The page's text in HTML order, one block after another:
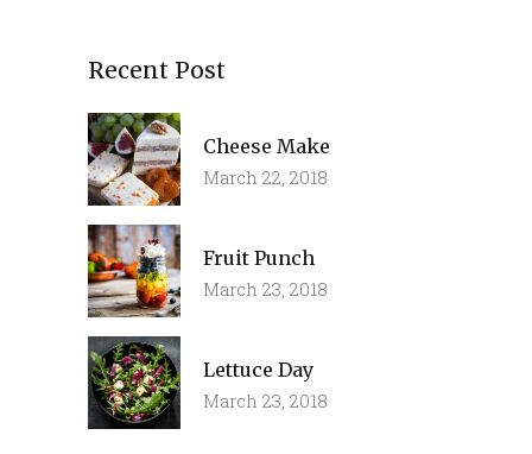
Recent Post
Cheese Make
March 22, 2018
Fruit Punch
March 23, 2018
Lettuce Day
March 23, 2018